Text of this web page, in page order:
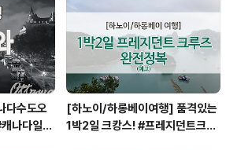
다수도오
나다일주
[하노이/하롱베이여행] 품격있는
1박2일 크캉스! #프레지던트크루